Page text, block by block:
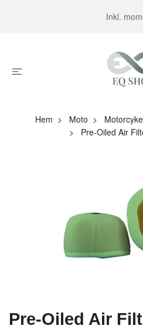
Inkl.
Hem Moto
Pre-Oiled Air
Pre-Oiled Air